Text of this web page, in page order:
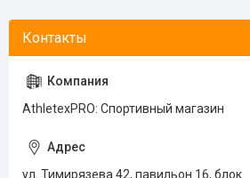
AthletexPRO: Спортивный магазин
ул. Тимирязева 42, павильон 16, блок